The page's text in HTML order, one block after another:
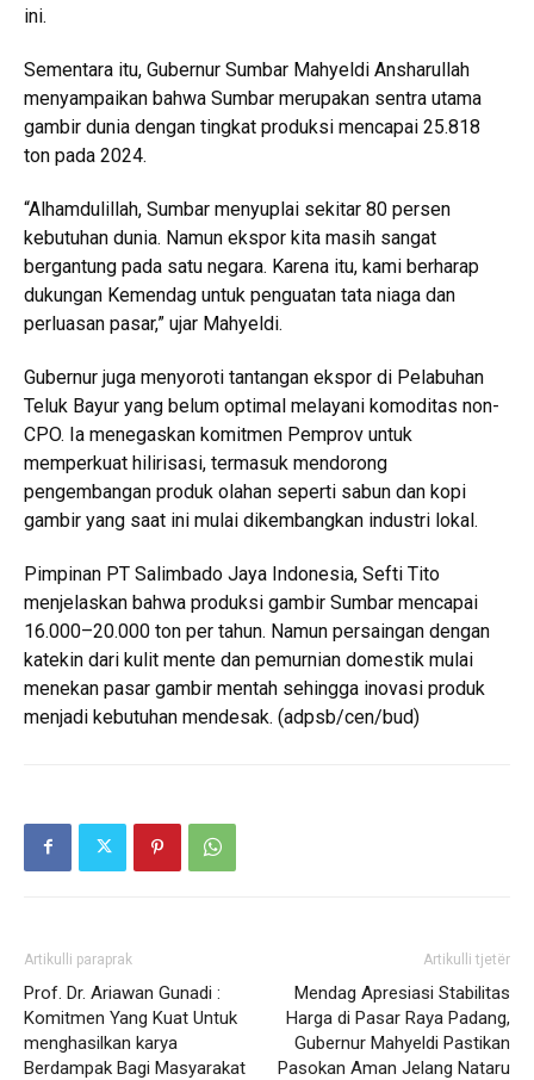
ini.
Sementara itu, Gubernur Sumbar Mahyeldi Ansharullah
menyampaikan bahwa Sumbar merupakan sentra utama
gambir dunia dengan tingkat produksi mencapai 25.818
ton pada 2024.
“Alhamdulillah, Sumbar menyuplai sekitar 80 persen
kebutuhan dunia. Namun ekspor kita masih sangat
bergantung pada satu negara. Karena itu, kami berharap
dukungan Kemendag untuk penguatan tata niaga dan
perluasan pasar,” ujar Mahyeldi.
Gubernur juga menyoroti tantangan ekspor di Pelabuhan
Teluk Bayur yang belum optimal melayani komoditas non-
CPO. Ia menegaskan komitmen Pemprov untuk
memperkuat hilirisasi, termasuk mendorong
pengembangan produk olahan seperti sabun dan kopi
gambir yang saat ini mulai dikembangkan industri lokal.
Pimpinan PT Salimbado Jaya Indonesia, Sefti Tito
menjelaskan bahwa produksi gambir Sumbar mencapai
16.000–20.000 ton per tahun. Namun persaingan dengan
katekin dari kulit mente dan pemurnian domestik mulai
menekan pasar gambir mentah sehingga inovasi produk
menjadi kebutuhan mendesak. (adpsb/cen/bud)
Artikulli paraprak
Prof. Dr. Ariawan Gunadi :
Komitmen Yang Kuat Untuk
menghasilkan karya
Berdampak Bagi Masyarakat
Artikulli tjetër
Mendag Apresiasi Stabilitas
Harga di Pasar Raya Padang,
Gubernur Mahyeldi Pastikan
Pasokan Aman Jelang Nataru